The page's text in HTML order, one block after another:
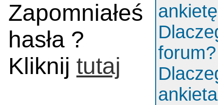
Zapomniałeś
hasła ?
Kliknij tutaj
forum?